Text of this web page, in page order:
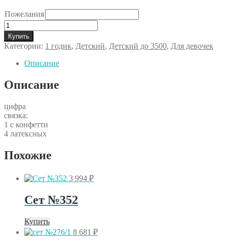
Пожелания
Количество
товара
Сет
№5.462
Купить
Категории: 1 годик, Детский, Детский до 3500, Для девочек
Описание
Описание
цифра
связка:
1 с конфетти
4 латексных
Похожие
3 994 ₽
Сет №352
Купить
8 681 ₽